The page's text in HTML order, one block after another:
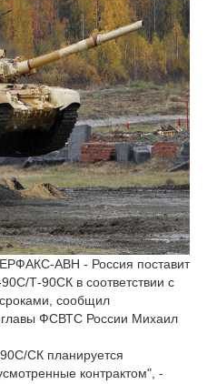
АВН - Россия поставит
Т-90СК в соответствии с
сообщил
главы ФСВТС России Михаил
СК планируется
контрактом", -